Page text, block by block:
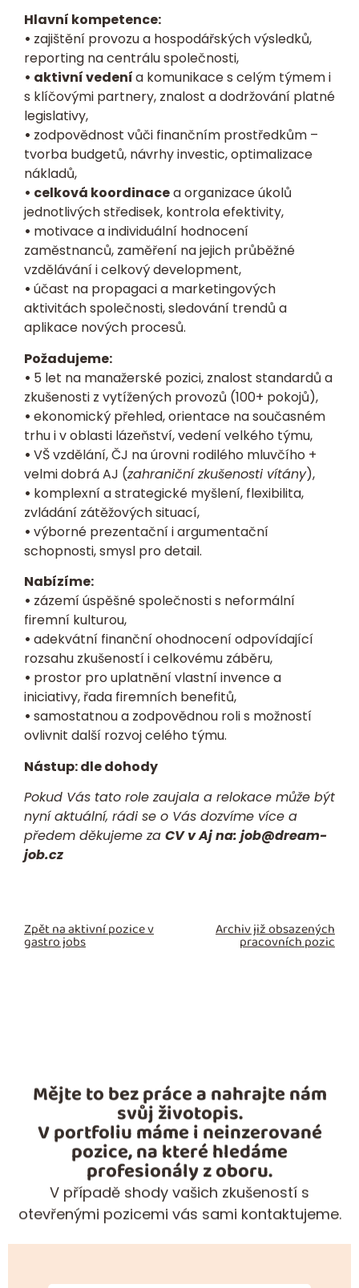
Hlavní kompetence:
• zajištění provozu a hospodářských výsledků,
reporting na centrálu společnosti,
• aktivní vedenía komunikace s celým týmem i
s klíčovými partnery, znalost a dodržování platné
legislativy,
• zodpovědnost vůči finančním prostředkům –
tvorba budgetů, návrhy investic, optimalizace
nákladů,
• celková koordinacea organizace úkolů
jednotlivých středisek, kontrola efektivity,
• motivace a individuální hodnocení
zaměstnanců, zaměření na jejich průběžné
vzdělávání i celkový development,
• účast na propagaci a marketingových
aktivitách společnosti, sledování trendů a
aplikace nových procesů.
Požadujeme:
• 5 let na manažerské pozici, znalost standardů a
zkušenosti z vytížených provozů (100+ pokojů),
• ekonomický přehled, orientace na současném
trhu i v oblasti lázeňství, vedení velkého týmu,
• VŠ vzdělání, ČJ na úrovni rodilého mluvčího +
velmi dobrá AJ (zahraniční zkušenosti vítány),
• komplexní a strategické myšlení, flexibilita,
zvládání zátěžových situací,
• výborné prezentační i argumentační
schopnosti, smysl pro detail.
Nabízíme:
• zázemí úspěšné společnosti s neformální
firemní kulturou,
• adekvátní finanční ohodnocení odpovídající
rozsahu zkušeností i celkovému záběru,
• prostor pro uplatnění vlastní invence a
iniciativy, řada firemních benefitů,
• samostatnou a zodpovědnou roli s možností
ovlivnit další rozvoj celého týmu.
Nástup: dle dohody
Pokud Vás tato role zaujala a relokace může být
nyní aktuální, rádi se o Vás dozvíme více a
předem děkujeme za CV v Aj na: job@dream-
job.cz
Zpět na aktivní pozice v
gastro jobs
Archiv již obsazených
pracovních pozic
Mějte to bez práce a nahrajte nám
svůj životopis.
V portfoliu máme i neinzerované
pozice, na které hledáme
profesionály z oboru.
V případě shody vašich zkušeností s
otevřenými pozicemi vás sami kontaktujeme.